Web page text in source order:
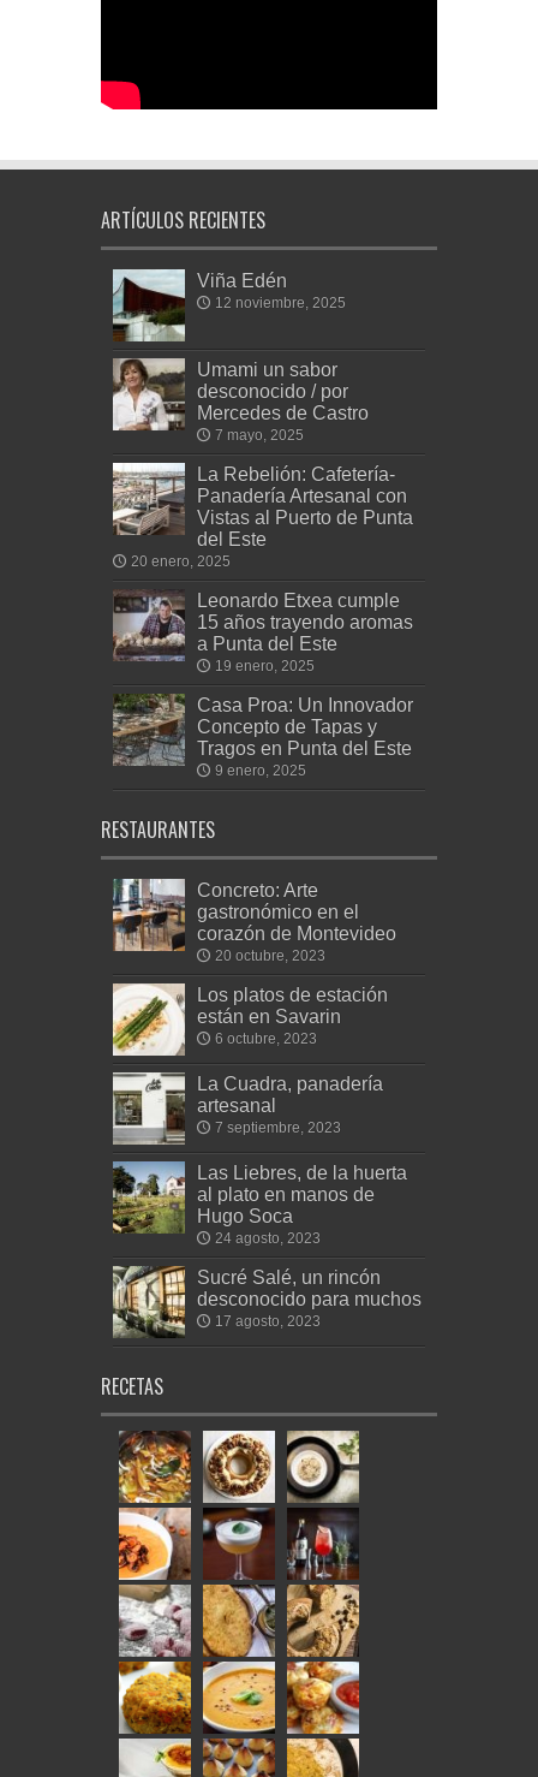
ARTÍCULOS RECIENTES
Viña Edén
12 noviembre, 2025
Umami un sabor
desconocido / por
Mercedes de Castro
7 mayo, 2025
La Rebelión: Cafetería-
Panadería Artesanal con
Vistas al Puerto de Punta
del Este
20 enero, 2025
Leonardo Etxea cumple
15 años trayendo aromas
a Punta del Este
19 enero, 2025
Casa Proa: Un Innovador
Concepto de Tapas y
Tragos en Punta del Este
9 enero, 2025
RESTAURANTES
Concreto: Arte
gastronómico en el
corazón de Montevideo
20 octubre, 2023
Los platos de estación
están en Savarin
6 octubre, 2023
La Cuadra, panadería
artesanal
7 septiembre, 2023
Las Liebres, de la huerta
al plato en manos de
Hugo Soca
24 agosto, 2023
Sucré Salé, un rincón
desconocido para muchos
17 agosto, 2023
RECETAS